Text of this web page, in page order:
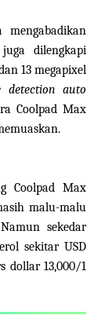
dilengkapi
13 megapixel
detection auto
Coolpad Max
Coolpad Max
malu-malu
sekedar
sekitar USD
dollar 13,000/1